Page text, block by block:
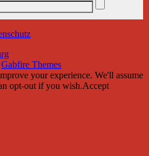
Gabfire Themes
your experience. We'll assume
opt-out if you wish.Accept